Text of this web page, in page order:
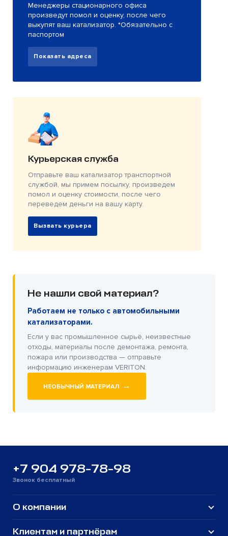
Менеджеры стационарного офиса
произведут помол и оценку, после чего
выкупят ваш катализатор. *Обязательно с
паспортом
Показать адреса
Курьерская служба
Отправьте ваш катализатор транспортной
службой, мы примем посылку, произведем
помол и оценку стоимости, после чего
переведем деньги на вашу карту.
Вызвать курьера
Не нашли свой материал?
Работаем не только с автомобильными
катализаторами.
Если у вас промышленное сырьё, неизвестные
отходы, материалы после демонтажа, ремонта,
пожара или производства — отправьте
информацию инженерам VERITON.
НЕОБЫЧНЫЙ МАТЕРИАЛ →
+7 904 978-78-98
Звонок бесплатный
О компании
Клиентам и партнёрам